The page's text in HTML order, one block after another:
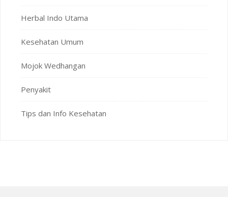
Herbal Indo Utama
Kesehatan Umum
Mojok Wedhangan
Penyakit
Tips dan Info Kesehatan